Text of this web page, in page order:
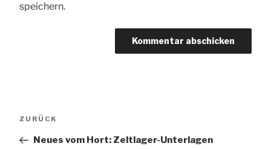
speichern.
Vorheriger
ZURÜCK
Neues vom Hort: Zeltlager-Unterlagen